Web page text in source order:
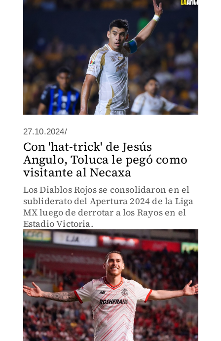
jugadores incluyendo a Nahuel, Gignac
27.10.2024/
Con 'hat-trick' de Jesús
Angulo, Toluca le pegó como
visitante al Necaxa
Los Diablos Rojos se consolidaron en el
subliderato del Apertura 2024 de la Liga
MX luego de derrotar a los Rayos en el
Estadio Victoria.